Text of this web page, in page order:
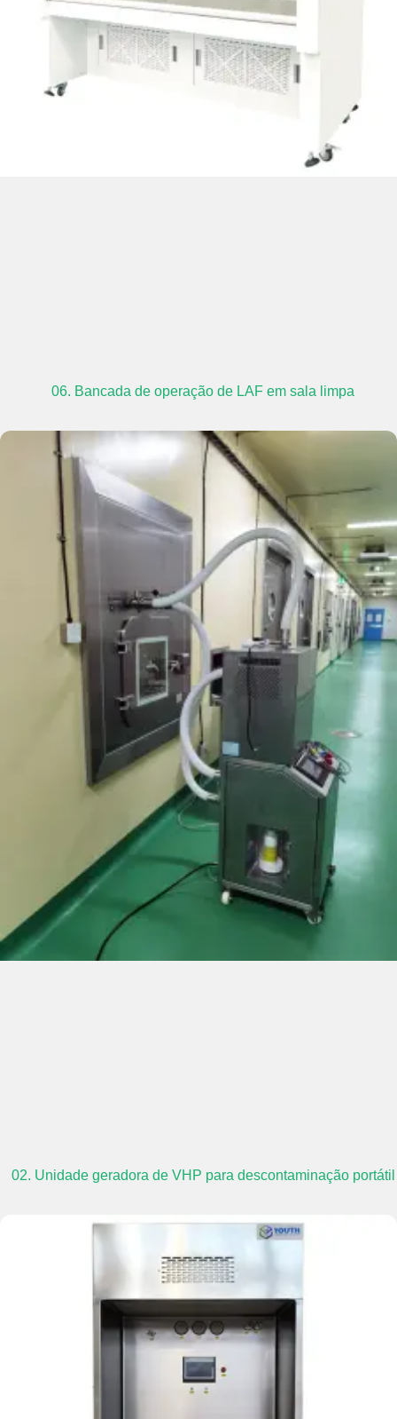
06. Bancada de operação de LAF em sala limpa
02. Unidade geradora de VHP para descontaminação portátil